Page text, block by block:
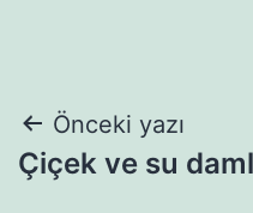
Yazı
gezinmesi
Önceki yazı
Çiçek ve su